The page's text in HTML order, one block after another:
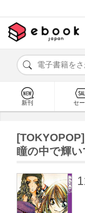
新刊 セ
瞳の中で輝い